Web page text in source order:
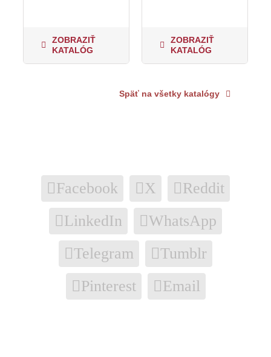
ZOBRAZIŤ
KATALÓG
ZOBRAZIŤ
KATALÓG
Späť na všetky katalógy
Facebook X
Reddit
LinkedIn
WhatsApp
Telegram
Tumblr
Pinterest
Email